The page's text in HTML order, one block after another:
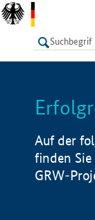
LISTE
Auf der
finden
GRW-